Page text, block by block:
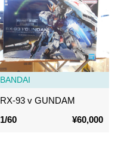
BANDAI
RX-93 v GUNDAM
1/60
¥60,000